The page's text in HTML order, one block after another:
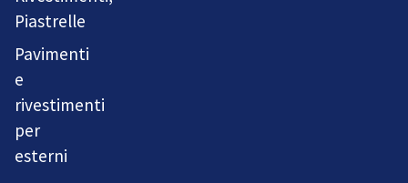
Piastrelle
Pavimenti
e
rivestimenti
per
esterni